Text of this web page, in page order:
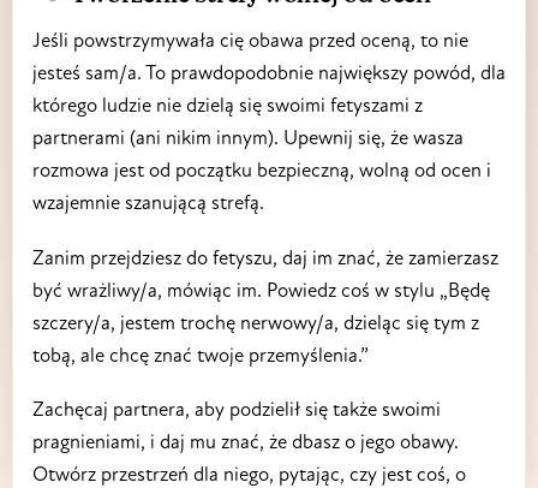
Jeśli powstrzymywała cię obawa przed oceną, to nie
jesteś sam/a. To prawdopodobnie największy powód, dla
którego ludzie nie dzielą się swoimi fetyszami z
partnerami (ani nikim innym). Upewnij się, że wasza
rozmowa jest od początku bezpieczną, wolną od ocen i
wzajemnie szanującą strefą.
Zanim przejdziesz do fetyszu, daj im znać, że zamierzasz
być wrażliwy/a, mówiąc im. Powiedz coś w stylu „Będę
szczery/a, jestem trochę nerwowy/a, dzieląc się tym z
tobą, ale chcę znać twoje przemyślenia.”
Zachęcaj partnera, aby podzielił się także swoimi
pragnieniami, i daj mu znać, że dbasz o jego obawy.
Otwórz przestrzeń dla niego, pytając, czy jest coś, o